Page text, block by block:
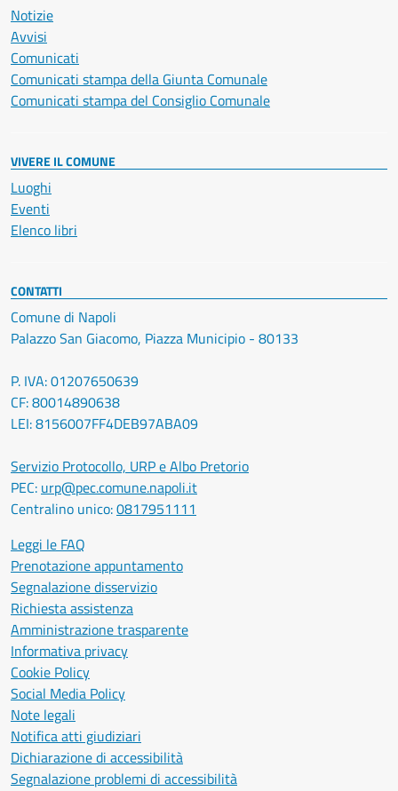
Notizie
Avvisi
Comunicati
Comunicati stampa della Giunta Comunale
Comunicati stampa del Consiglio Comunale
VIVERE IL COMUNE
Luoghi
Eventi
Elenco libri
CONTATTI
Comune di Napoli
Palazzo San Giacomo, Piazza Municipio - 80133
P. IVA: 01207650639
CF: 80014890638
LEI: 8156007FF4DEB97ABA09
Servizio Protocollo, URP e Albo Pretorio
PEC: urp@pec.comune.napoli.it
Centralino unico:0817951111
Leggi le FAQ
Prenotazione appuntamento
Segnalazione disservizio
Richiesta assistenza
Amministrazione trasparente
Informativa privacy
Cookie Policy
Social Media Policy
Note legali
Notifica atti giudiziari
Dichiarazione di accessibilità
Segnalazione problemi di accessibilità